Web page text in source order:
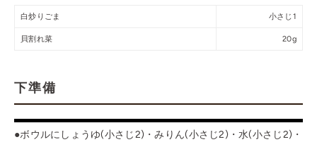
白炒りごま 小さじ1
貝割れ菜 20g
下準備
●ボウルにしょうゆ(小さじ2)・みりん(小さじ2)・水(小さじ2)・